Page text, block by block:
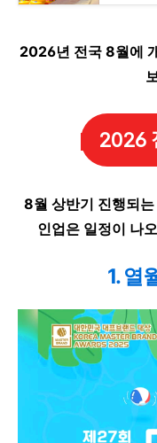
2026년 전국 8월에
2026
8월 상반기 진행되
인업은 일정이 나
1. 열